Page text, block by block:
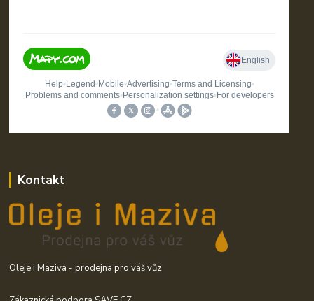
Kontakt
Oleje i Maziva - prodejna pro váš vůz